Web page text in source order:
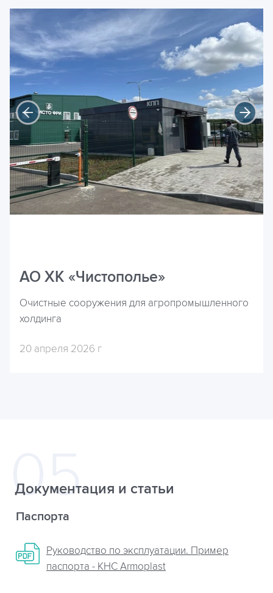
АО ХК «Чистополье»
Очистные сооружения для агропромышленного
холдинга
20 апреля 2026 г
Документация и статьи
Паспорта
Руководство по эксплуатации. Пример
паспорта - КНС Armoplast